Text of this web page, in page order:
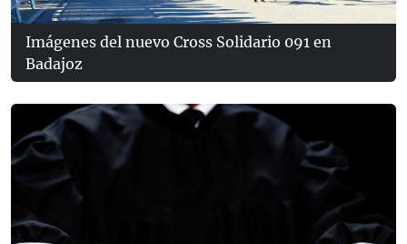
Imágenes del nuevo Cross Solidario 091 en
Badajoz